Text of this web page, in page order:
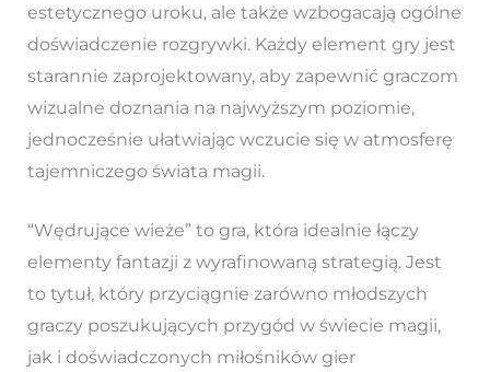
estetycznego uroku, ale także wzbogacają ogólne
doświadczenie rozgrywki. Każdy element gry jest
starannie zaprojektowany, aby zapewnić graczom
wizualne doznania na najwyższym poziomie,
jednocześnie ułatwiając wczucie się w atmosferę
tajemniczego świata magii.
“Wędrujące wieże” to gra, która idealnie łączy
elementy fantazji z wyrafinowaną strategią. Jest
to tytuł, który przyciągnie zarówno młodszych
graczy poszukujących przygód w świecie magii,
jak i doświadczonych miłośników gier